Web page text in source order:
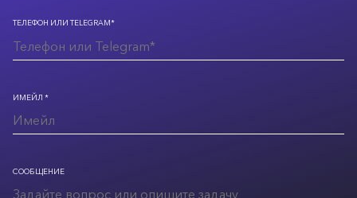
ТЕЛЕФОН ИЛИ TELEGRAM*
ИМЕЙЛ *
СООБЩЕНИЕ